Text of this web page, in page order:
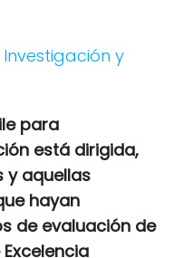
y
para
está dirigida,
y aquellas
hayan
de evaluación de